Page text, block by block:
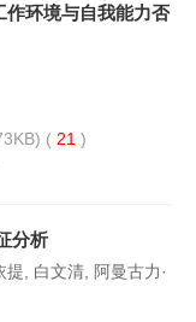
作环境与自我能力否
( 21 )
分析
, 白文清, 阿曼古力·